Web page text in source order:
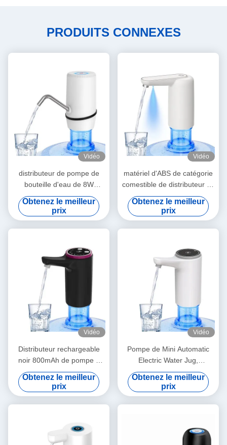
PRODUITS CONNEXES
Vidéo
distributeur de pompe de
bouteille d'eau de 8W
2.4L/Min 1200mAh avec le
dessus décoratif de
chanfrein
Obtenez le meilleur
prix
Vidéo
matériel d'ABS de catégorie
comestible de distributeur de
pompe de bouteille d'eau de
1.6L/Min 1200mAh
Obtenez le meilleur
prix
Vidéo
Distributeur rechargeable
noir 800mAh de pompe à
eau d'USB pour le Ministère
de l'Intérieur
Obtenez le meilleur
prix
Vidéo
Pompe de Mini Automatic
Electric Water Jug,
distributeur rechargeable
portatif de l'eau
Obtenez le meilleur
prix